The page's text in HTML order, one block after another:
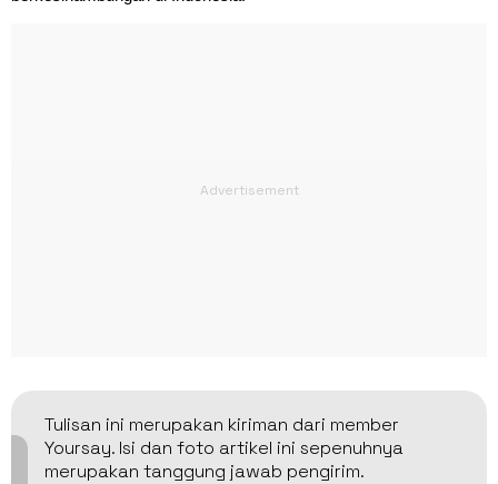
Tulisan ini merupakan kiriman dari member
Yoursay. Isi dan foto artikel ini sepenuhnya
merupakan tanggung jawab pengirim.